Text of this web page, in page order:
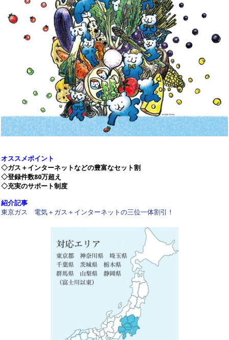
オススメポイント
◇ガス＋インターネットなどの豊富なセット割
◇登録件数80万超え
◇充実のサポート制度
紹介記事
東京ガス 電気＋ガス＋インターネットの三位一体割引！